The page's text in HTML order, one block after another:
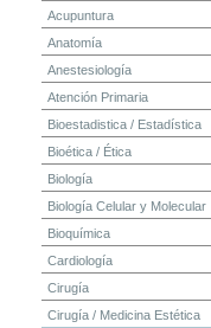
Acupuntura
Anatomía
Anestesiología
Atención Primaria
Bioestadistica / Estadística
Bioética / Ética
Biología
Biología Celular y Molecular
Bioquímica
Cardiología
Cirugía
Cirugía / Medicina Estética